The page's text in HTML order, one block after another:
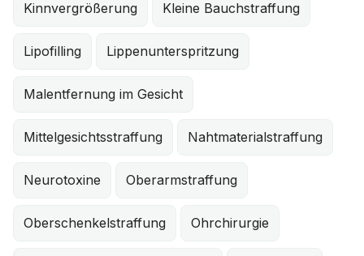
Kinnvergrößerung Kleine Bauchstraffung
Lipofilling Lippenunterspritzung
Malentfernung im Gesicht
Mittelgesichtsstraffung Nahtmaterialstraffung
Neurotoxine Oberarmstraffung
Oberschenkelstraffung Ohrchirurgie